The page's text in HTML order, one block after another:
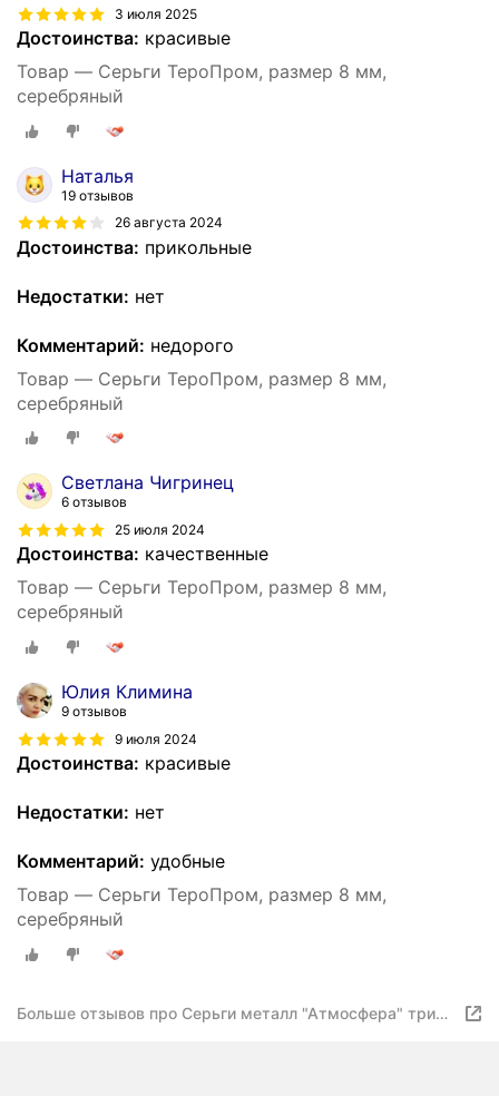
3 июля 2025
Достоинства: красивые
Товар — Серьги ТероПром, размер 8 мм,
серебряный
Наталья
19 отзывов
26 августа 2024
Достоинства: прикольные
Недостатки: нет
Комментарий: недорого
Товар — Серьги ТероПром, размер 8 мм,
серебряный
Светлана Чигринец
6 отзывов
25 июля 2024
Достоинства: качественные
Товар — Серьги ТероПром, размер 8 мм,
серебряный
Юлия Климина
9 отзывов
9 июля 2024
Достоинства: красивые
Недостатки: нет
Комментарий: удобные
Товар — Серьги ТероПром, размер 8 мм,
серебряный
Больше отзывов про Серьги металл "Атмосфера" три